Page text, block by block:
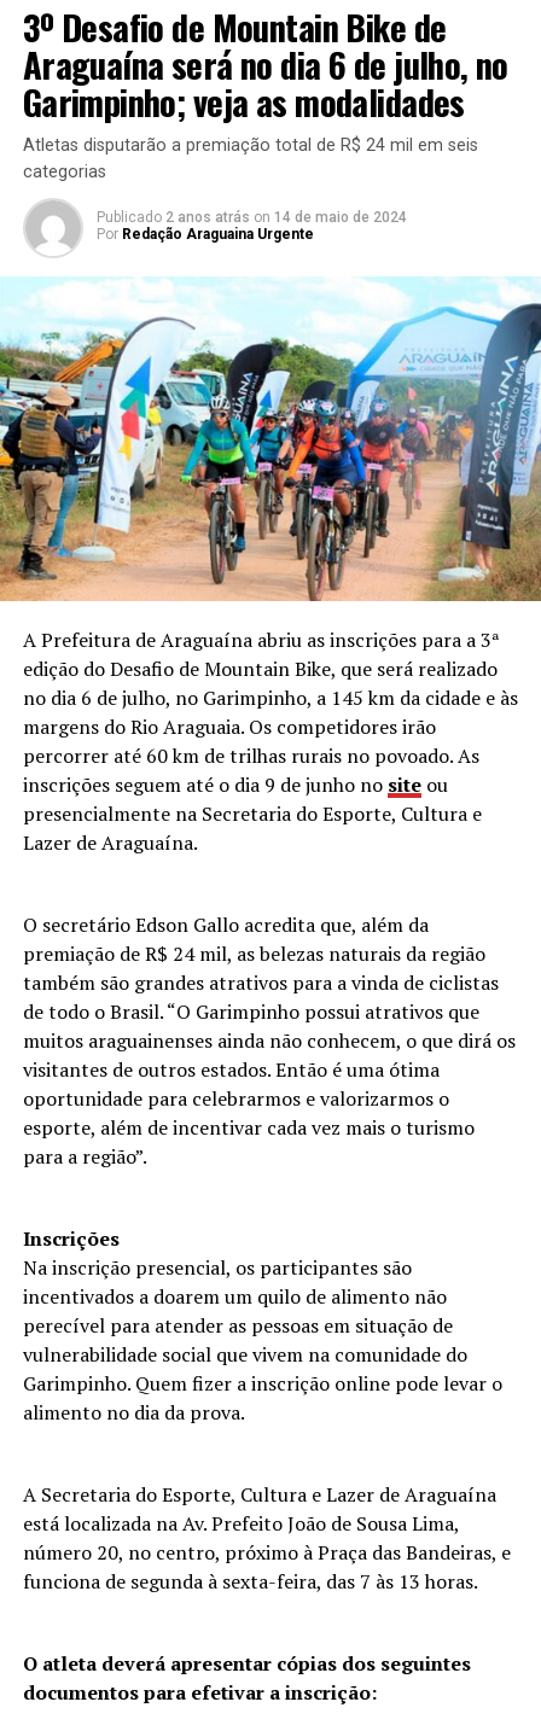
3º Desafio de Mountain Bike de
Araguaína será no dia 6 de julho, no
Garimpinho; veja as modalidades
Atletas disputarão a premiação total de R$ 24 mil em seis
categorias
Publicado 2 anos atrás on 14 de maio de 2024
Por Redação Araguaina Urgente
A Prefeitura de Araguaína abriu as inscrições para a 3ª
edição do Desafio de Mountain Bike, que será realizado
no dia 6 de julho, no Garimpinho, a 145 km da cidade e às
margens do Rio Araguaia. Os competidores irão
percorrer até 60 km de trilhas rurais no povoado. As
inscrições seguem até o dia 9 de junho no site ou
presencialmente na Secretaria do Esporte, Cultura e
Lazer de Araguaína.
O secretário Edson Gallo acredita que, além da
premiação de R$ 24 mil, as belezas naturais da região
também são grandes atrativos para a vinda de ciclistas
de todo o Brasil. “O Garimpinho possui atrativos que
muitos araguainenses ainda não conhecem, o que dirá os
visitantes de outros estados. Então é uma ótima
oportunidade para celebrarmos e valorizarmos o
esporte, além de incentivar cada vez mais o turismo
para a região”.
Inscrições
Na inscrição presencial, os participantes são
incentivados a doarem um quilo de alimento não
perecível para atender as pessoas em situação de
vulnerabilidade social que vivem na comunidade do
Garimpinho. Quem fizer a inscrição online pode levar o
alimento no dia da prova.
A Secretaria do Esporte, Cultura e Lazer de Araguaína
está localizada na Av. Prefeito João de Sousa Lima,
número 20, no centro, próximo à Praça das Bandeiras, e
funciona de segunda à sexta-feira, das 7 às 13 horas.
O atleta deverá apresentar cópias dos seguintes
documentos para efetivar a inscrição: